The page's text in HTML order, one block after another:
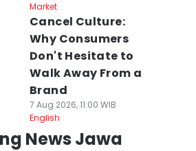
Market
Cancel Culture:
Why Consumers
Don't Hesitate to
Walk Away From a
Brand
7 Aug 2026, 11:00 WIB
English
News Jawa